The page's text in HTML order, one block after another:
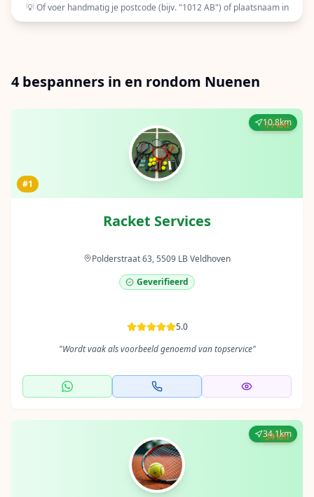
💡 Of voer handmatig je postcode (bijv. "1012 AB") of plaatsnaam in
4 bespanners in en rondom Nuenen
10.8km
#1
Racket Services
Polderstraat 63, 5509 LB Veldhoven
Geverifieerd
5.0
"Wordt vaak als voorbeeld genoemd van topservice"
11 km
34.1km
34 km